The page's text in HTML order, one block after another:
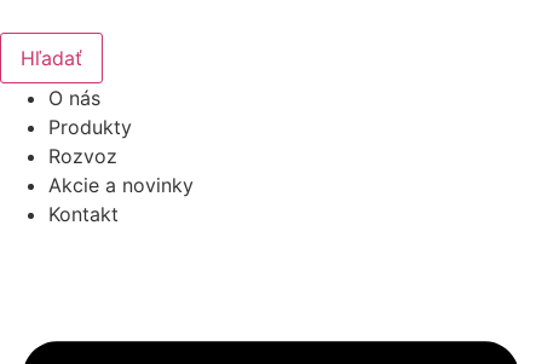
Hľadať
O nás
Produkty
Rozvoz
Akcie a novinky
Kontakt